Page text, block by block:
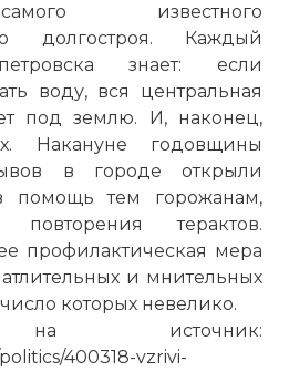
известного
долгостроя. Каждый
знает: если
воду, вся центральная
под землю. И, наконец,
Накануне годовщины
в городе открыли
помощь тем горожанам,
терактов.
профилактическая мера
и мнительных
которых невелико.
источник:
400318-vzrivi-